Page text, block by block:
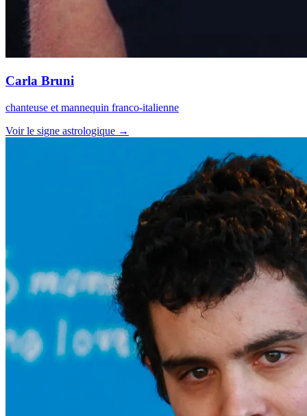
Carla Bruni
chanteuse et mannequin franco-italienne
Voir le signe astrologique →